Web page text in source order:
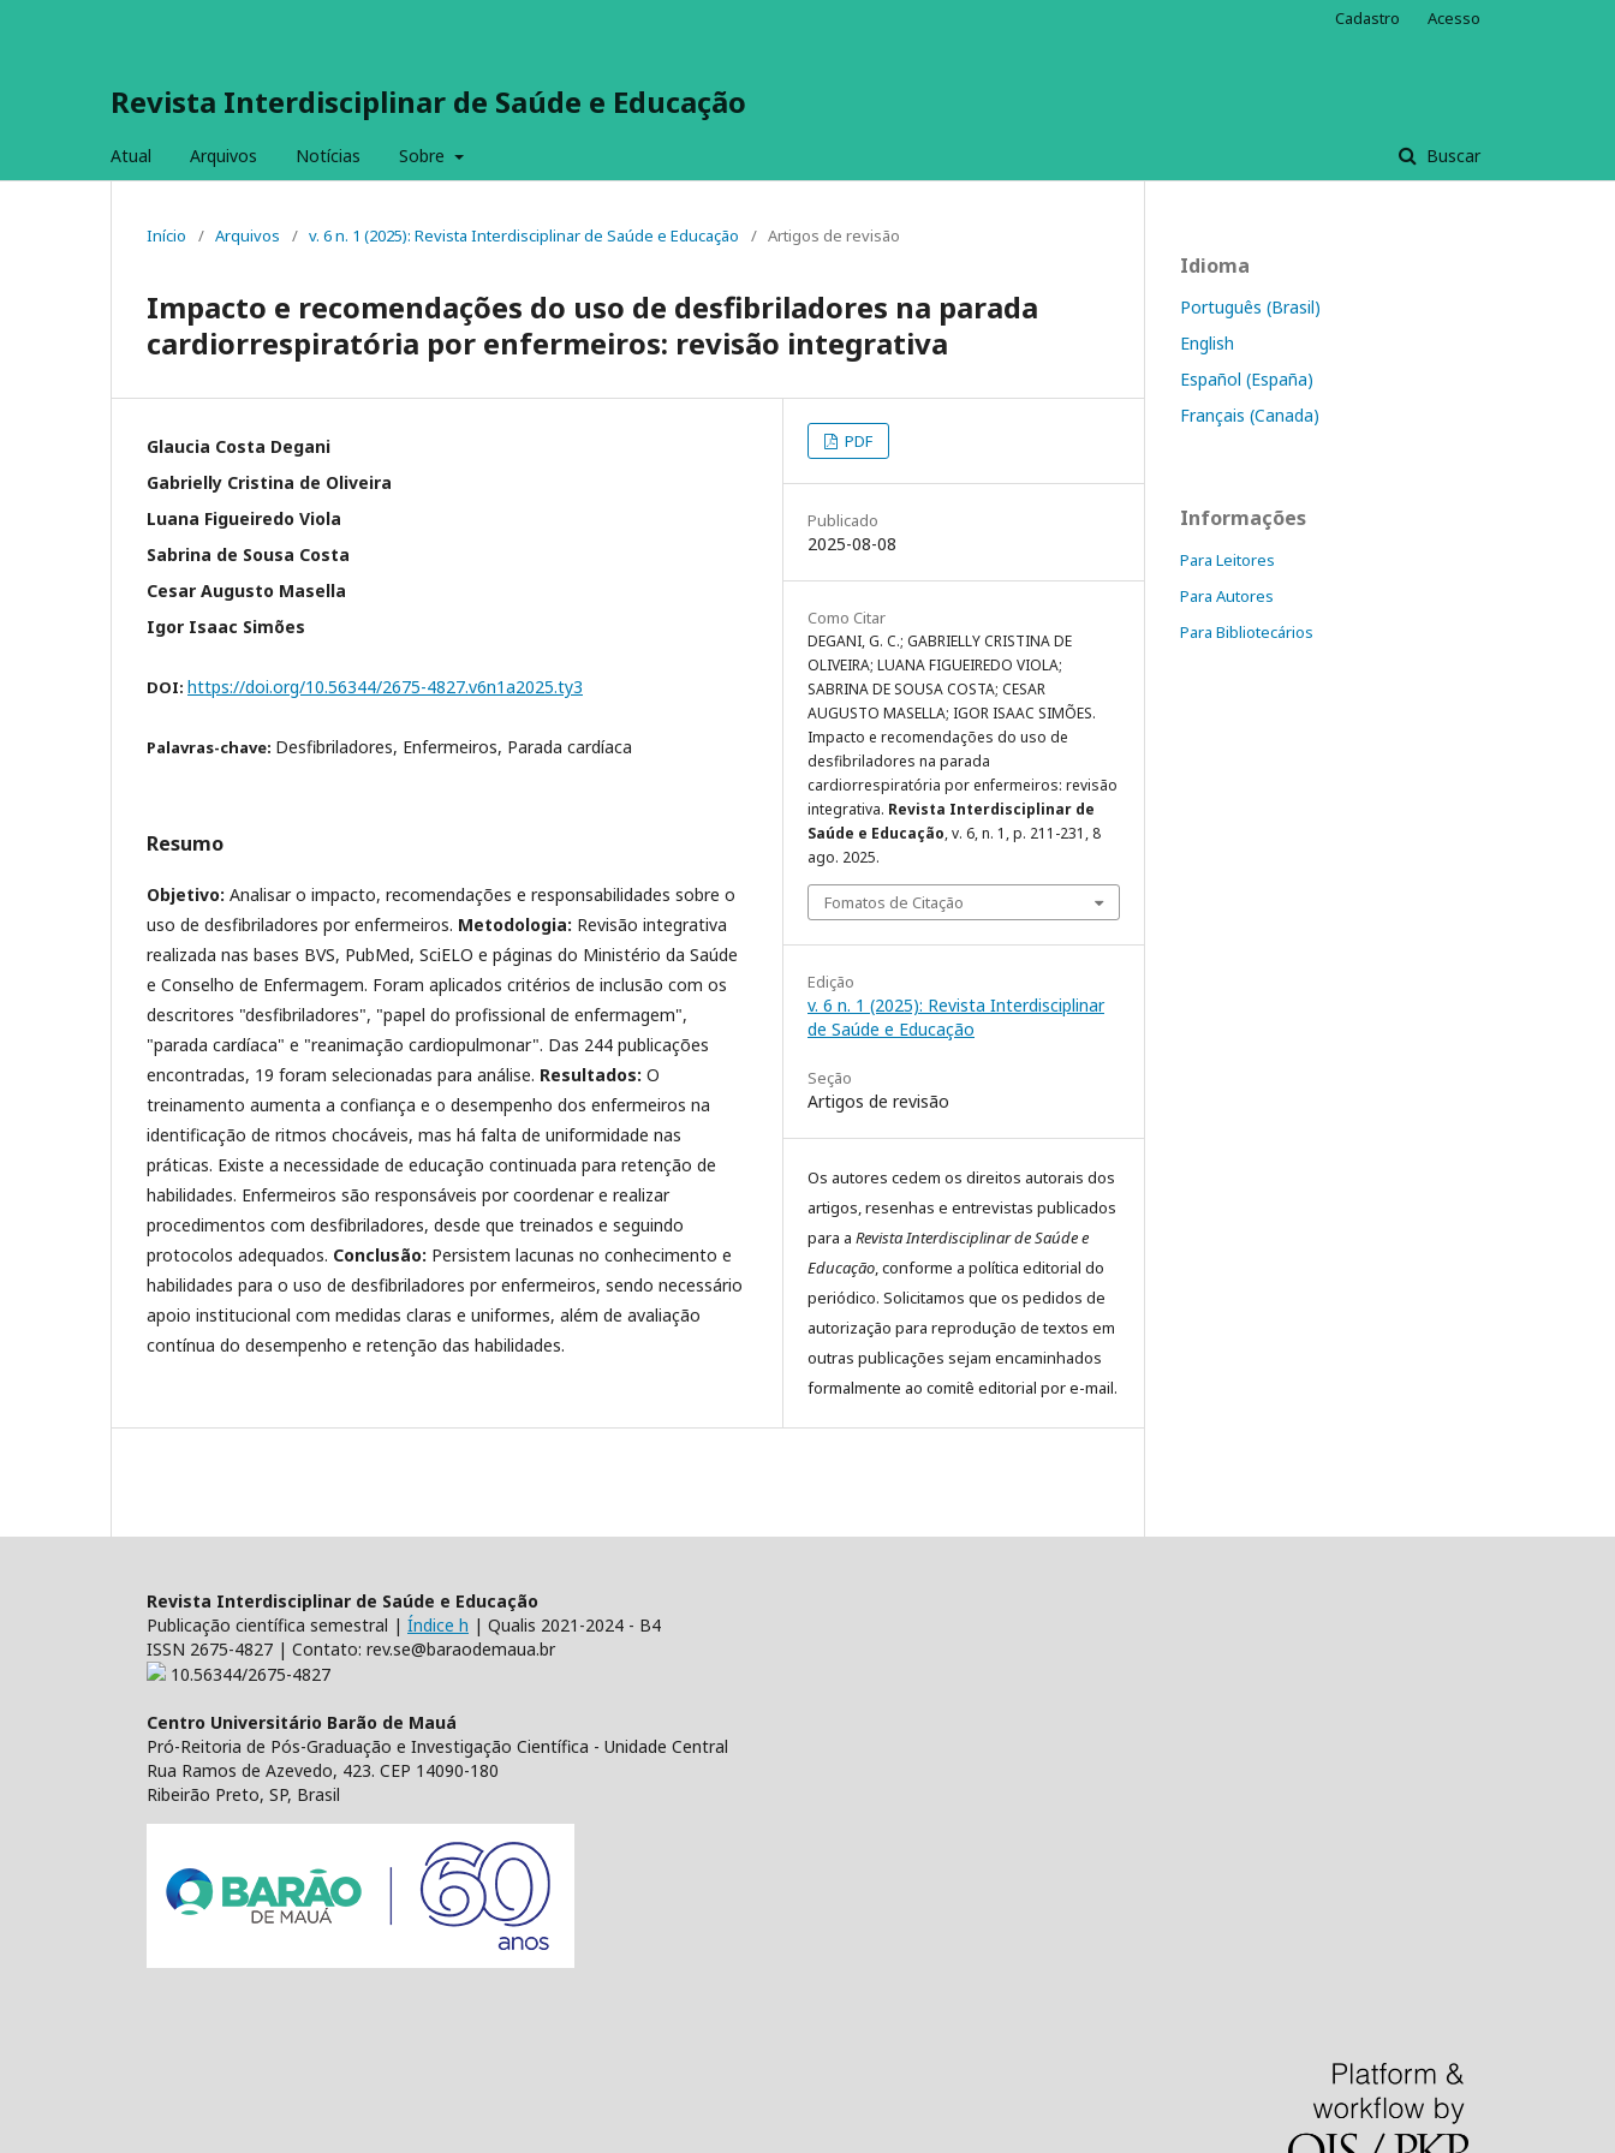
Revista Interdisciplinar de Saúde e Educação
Atual Arquivos Notícias Sobre Buscar
Cadastro Acesso
Início / Arquivos / v. 6 n. 1 (2025): Revista Interdisciplinar de Saúde e Educação / Artigos de revisão
Impacto e recomendações do uso de desfibriladores na parada
cardiorrespiratória por enfermeiros: revisão integrativa
Glaucia Costa Degani
Gabrielly Cristina de Oliveira
Luana Figueiredo Viola
Sabrina de Sousa Costa
Cesar Augusto Masella
Igor Isaac Simões
DOI: https://doi.org/10.56344/2675-4827.v6n1a2025.ty3
Palavras-chave: Desfibriladores, Enfermeiros, Parada cardíaca
Resumo
Objetivo: Analisar o impacto, recomendações e responsabilidades sobre o
uso de desfibriladores por enfermeiros. Metodologia: Revisão integrativa
realizada nas bases BVS, PubMed, SciELO e páginas do Ministério da Saúde
e Conselho de Enfermagem. Foram aplicados critérios de inclusão com os
descritores "desfibriladores", "papel do profissional de enfermagem",
"parada cardíaca" e "reanimação cardiopulmonar". Das 244 publicações
encontradas, 19 foram selecionadas para análise. Resultados: O
treinamento aumenta a confiança e o desempenho dos enfermeiros na
identificação de ritmos chocáveis, mas há falta de uniformidade nas
práticas. Existe a necessidade de educação continuada para retenção de
habilidades. Enfermeiros são responsáveis por coordenar e realizar
procedimentos com desfibriladores, desde que treinados e seguindo
protocolos adequados. Conclusão: Persistem lacunas no conhecimento e
habilidades para o uso de desfibriladores por enfermeiros, sendo necessário
apoio institucional com medidas claras e uniformes, além de avaliação
contínua do desempenho e retenção das habilidades.
PDF
Publicado
2025-08-08
Como Citar
DEGANI, G. C.; GABRIELLY CRISTINA DE
OLIVEIRA; LUANA FIGUEIREDO VIOLA;
SABRINA DE SOUSA COSTA; CESAR
AUGUSTO MASELLA; IGOR ISAAC SIMÕES.
Impacto e recomendações do uso de
desfibriladores na parada
cardiorrespiratória por enfermeiros: revisão
integrativa. Revista Interdisciplinar de
Saúde e Educação, v. 6, n. 1, p. 211-231, 8
ago. 2025.
Fomatos de Citação
Edição
v. 6 n. 1 (2025): Revista Interdisciplinar
de Saúde e Educação
Seção
Artigos de revisão
Os autores cedem os direitos autorais dos
artigos, resenhas e entrevistas publicados
para a Revista Interdisciplinar de Saúde e
Educação, conforme a política editorial do
periódico. Solicitamos que os pedidos de
autorização para reprodução de textos em
outras publicações sejam encaminhados
formalmente ao comitê editorial por e-mail.
Idioma
Português (Brasil)
English
Español (España)
Français (Canada)
Informações
Para Leitores
Para Autores
Para Bibliotecários
Revista Interdisciplinar de Saúde e Educação
Publicação científica semestral | Índice h | Qualis 2021-2024 - B4
ISSN 2675-4827 | Contato: rev.se@baraodemaua.br
10.56344/2675-4827
Centro Universitário Barão de Mauá
Pró-Reitoria de Pós-Graduação e Investigação Científica - Unidade Central
Rua Ramos de Azevedo, 423. CEP 14090-180
Ribeirão Preto, SP, Brasil